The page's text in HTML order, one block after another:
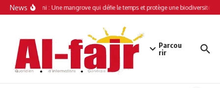
Aller au contenu
News
Simamboini : Une mangrove qui défie le temps et protège une biodiversité
Parcou
rir